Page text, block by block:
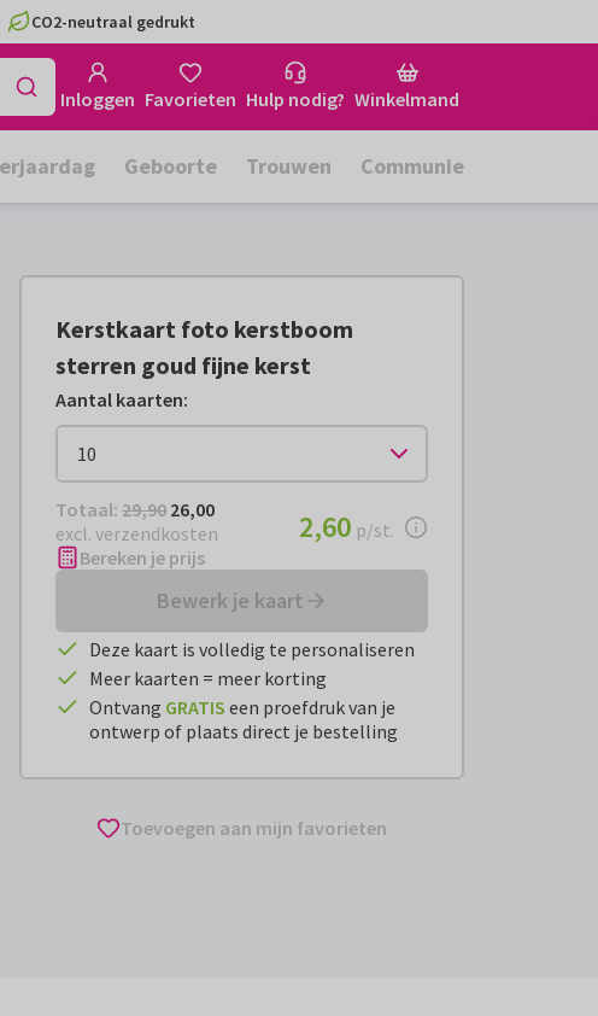
CO2-neutraal gedrukt
Inloggen Favorieten Hulp nodig? Winkelmand
Geboorte Trouwen Communie
Kerstkaart foto kerstboom
sterren goud fijne kerst
Aantal kaarten:
Totaal: € 26,00
Totaal: 29,90 26,00
excl. verzendkosten
€ 2,60per stuk
2,60 p/st.
Bereken je prijs
Bewerk je kaart
Deze kaart is volledig te personaliseren
Meer kaarten = meer korting
Ontvang GRATIS een proefdruk van je
ontwerp of plaats direct je bestelling
Toevoegen aan mijn favorieten